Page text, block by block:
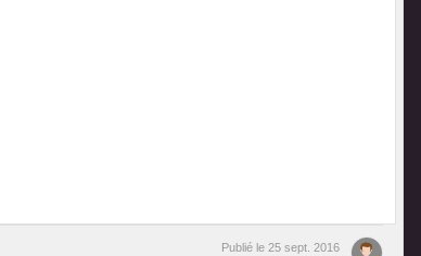
Publié le 25 sept. 2016